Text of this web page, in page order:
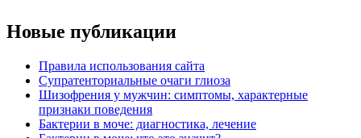
Новые публикации
Правила использования сайта
Супратенториальные очаги глиоза
Шизофрения у мужчин: симптомы, характерные
признаки поведения
Бактерии в моче: диагностика, лечение